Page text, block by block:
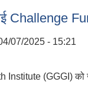
Challenge
07/2025 - 15:21
(GGGI) को